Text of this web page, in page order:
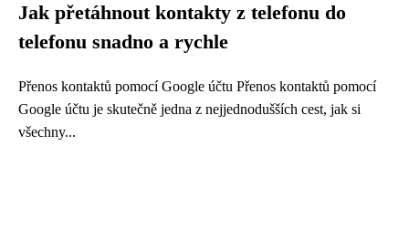
Jak přetáhnout kontakty z telefonu do
telefonu snadno a rychle
Přenos kontaktů pomocí Google účtu Přenos kontaktů pomocí
Google účtu je skutečně jedna z nejjednodušších cest, jak si
všechny...